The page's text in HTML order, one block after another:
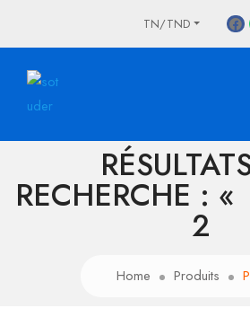
TN/TND
RECHERCHE :
2
Home Produits